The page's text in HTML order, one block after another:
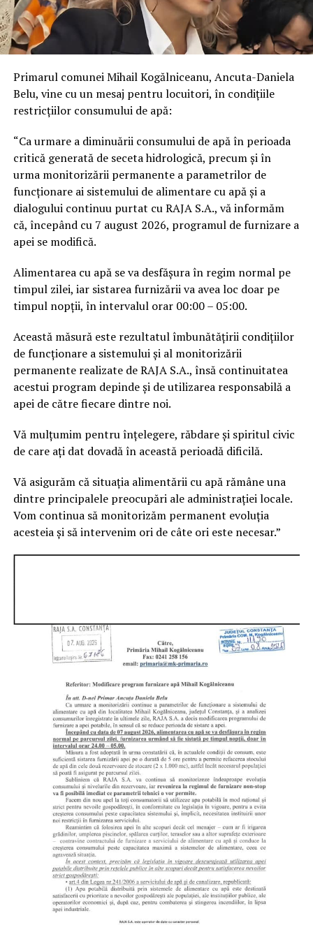
Primarul comunei Mihail Kogălniceanu, Ancuta-Daniela
Belu, vine cu un mesaj pentru locuitori, în condițiile
restricțiilor consumului de apă:
“Ca urmare a diminuării consumului de apă în perioada
critică generată de seceta hidrologică, precum și în
urma monitorizării permanente a parametrilor de
funcționare ai sistemului de alimentare cu apă și a
dialogului continuu purtat cu RAJA S.A., vă informăm
că, începând cu 7 august 2026, programul de furnizare a
apei se modifică.
Alimentarea cu apă se va desfășura în regim normal pe
timpul zilei, iar sistarea furnizării va avea loc doar pe
timpul nopții, în intervalul orar 00:00 – 05:00.
Această măsură este rezultatul îmbunătățirii condițiilor
de funcționare a sistemului și al monitorizării
permanente realizate de RAJA S.A., însă continuitatea
acestui program depinde și de utilizarea responsabilă a
apei de către fiecare dintre noi.
Vă mulțumim pentru înțelegere, răbdare și spiritul civic
de care ați dat dovadă în această perioadă dificilă.
Vă asigurăm că situația alimentării cu apă rămâne una
dintre principalele preocupări ale administrației locale.
Vom continua să monitorizăm permanent evoluția
acesteia și să intervenim ori de câte ori este necesar.”